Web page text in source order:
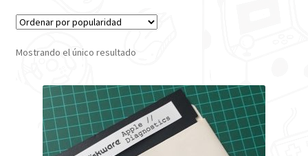
Carrito
Finalizar compra
Privacidad
Quiénes Somos
Mostrando el único resultado